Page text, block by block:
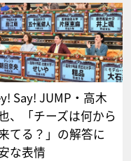
Say! JUMP・高木
、「チーズは何から
てる？」の解答に
な表情